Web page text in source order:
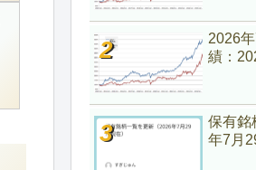
2026
績：
保有銘
年7月